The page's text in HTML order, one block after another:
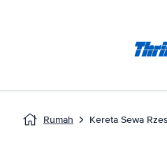
Rumah Kereta Sewa